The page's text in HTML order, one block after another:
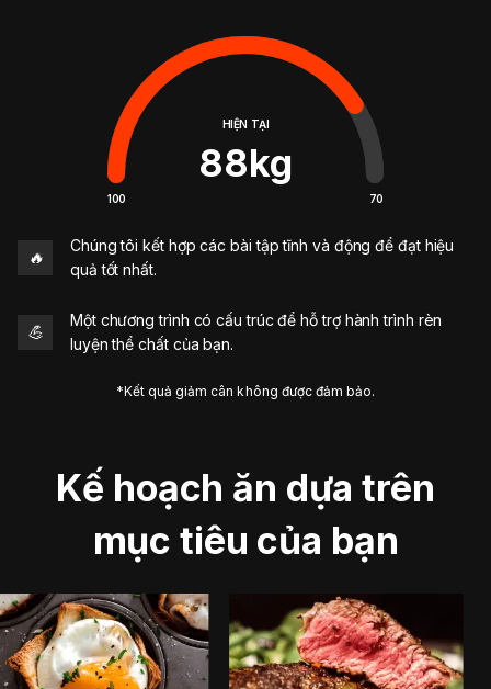
HIỆN TẠI
88kg
100 70
🔥
Chúng tôi kết hợp các bài tập tĩnh và động để đạt hiệu
quả tốt nhất.
💪
Một chương trình có cấu trúc để hỗ trợ hành trình rèn
luyện thể chất của bạn.
*Kết quả giảm cân không được đảm bảo.
Kế hoạch ăn dựa trên
mục tiêu của bạn